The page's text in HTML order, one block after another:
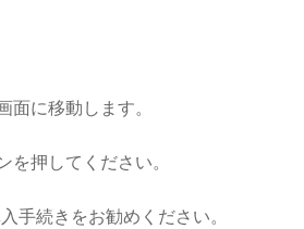
面に移動します。
を押してください。
手続きをお勧めください。